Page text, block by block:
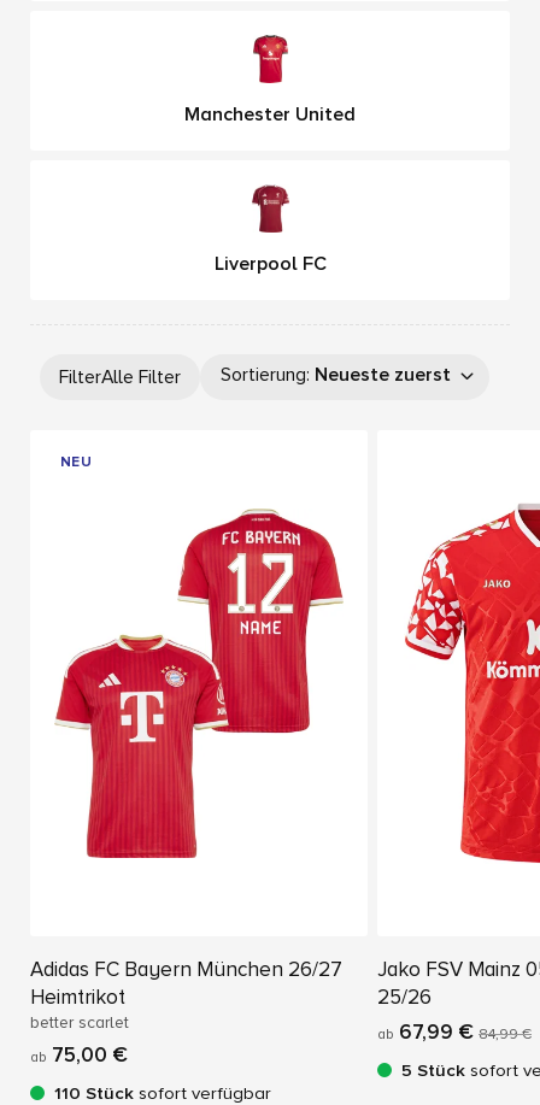
Manchester United
Liverpool FC
FilterAlle Filter Sortierung: Neueste zuerst
NEU
Adidas FC Bayern München 26/27
Heimtrikot
better scarlet
ab 75,00 €
110 Stück sofort verfügbar
Jako FSV Mainz
25/26
ab 67,99 € 84,99 €
5 Stück sofort